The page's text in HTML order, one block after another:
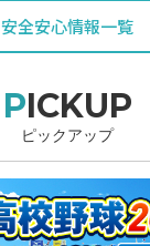
安全安心情報一覧
PICKUP
ピックアップ